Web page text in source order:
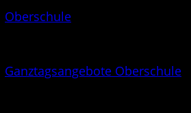
Oberschule
Ganztagsangebote Oberschule